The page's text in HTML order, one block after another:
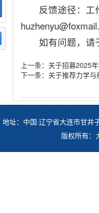
反馈途径：工
如有问题，请
上一条： 关于招募2025
下一条： 关于推荐力学
地址：中国·辽宁省大连市甘
版权所有：